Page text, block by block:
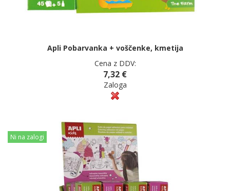
Apli Pobarvanka + voščenke, kmetija
Cena z DDV:
7,32 €
Zaloga
Ni na zalogi